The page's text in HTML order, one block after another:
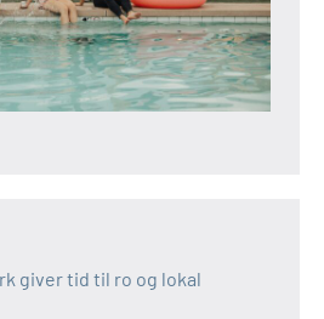
giver tid til ro og lokal